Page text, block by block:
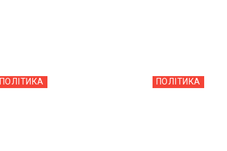
ПОЛІТИКА ПОЛІТИКА